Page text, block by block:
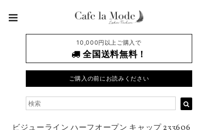
10,000円以上ご購入で
全国送料無料！
ご購入の前にお読みください